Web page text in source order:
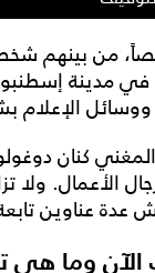
السلطات التركية 22
في مدينة
ووسائل
كنان
الأعمال. ولا
عدة عناوين
وما هي